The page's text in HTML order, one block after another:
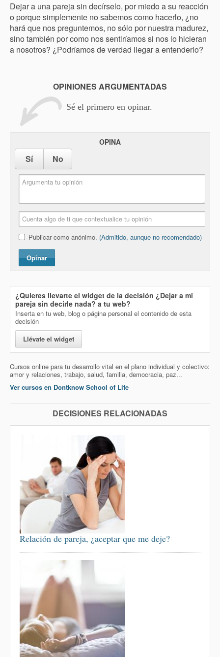
Dejar a una pareja sin decírselo, por miedo a su reacción
o porque simplemente no sabemos como hacerlo, ¿no
hará que nos preguntemos, no sólo por nuestra madurez,
sino también por como nos sentiríamos si nos lo hicieran
a nosotros? ¿Podríamos de verdad llegar a entenderlo?
OPINIONES ARGUMENTADAS
Sé el primero en opinar.
OPINA
Sí No
Publicar como anónimo. (Admitido, aunque no recomendado)
Opinar
¿Quieres llevarte el widget de la decisión ¿Dejar a mi
pareja sin decirle nada? a tu web?
Inserta en tu web, blog o página personal el contenido de esta
decisión
Llévate el widget
Cursos online para tu desarrollo vital en el plano individual y colectivo:
amor y relaciones, trabajo, salud, familia, democracia, paz...
Ver cursos en Dontknow School of Life
DECISIONES RELACIONADAS
Relación de pareja, ¿aceptar que me deje?